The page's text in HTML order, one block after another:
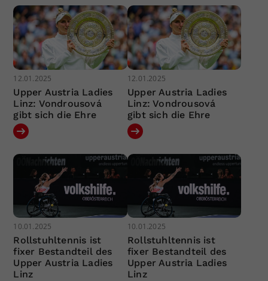
12.01.2025
Upper Austria Ladies
Linz: Vondrousová
gibt sich die Ehre
12.01.2025
Upper Austria Ladies
Linz: Vondrousová
gibt sich die Ehre
10.01.2025
Rollstuhltennis ist
fixer Bestandteil des
Upper Austria Ladies
Linz
10.01.2025
Rollstuhltennis ist
fixer Bestandteil des
Upper Austria Ladies
Linz